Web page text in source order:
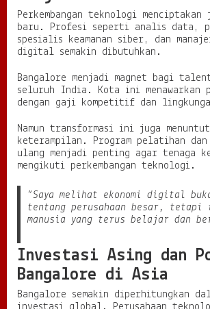
Perkembangan teknologi
baru. Profesi seperti analis data,
spesialis keamanan siber, dan
digital semakin dibutuhkan.
Bangalore menjadi magnet bagi
seluruh India. Kota ini menawarkan
dengan gaji kompetitif dan
Namun transformasi ini juga
keterampilan. Program pelatihan dan
ulang menjadi penting agar tenaga
mengikuti perkembangan teknologi.
“Saya melihat ekonomi digital
tentang perusahaan besar, tetapi
manusia yang terus belajar dan
Investasi Asing dan
Bangalore di Asia
Bangalore semakin diperhitungkan